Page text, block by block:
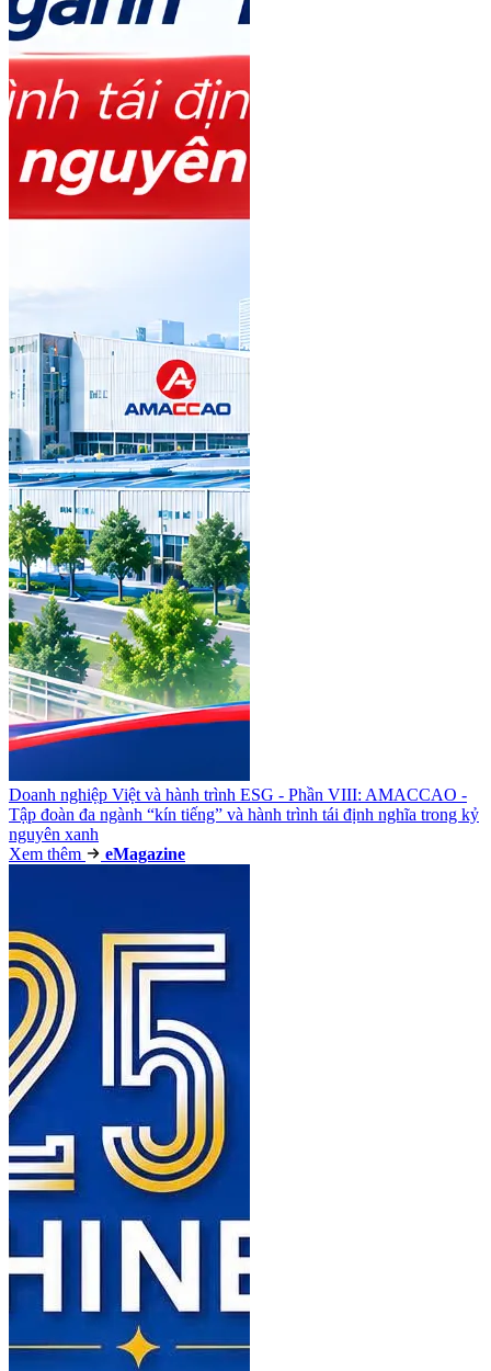
Doanh nghiệp Việt và hành trình ESG - Phần VIII: AMACCAO -
Tập đoàn đa ngành “kín tiếng” và hành trình tái định nghĩa trong kỷ
nguyên xanh
Xem thêm
eMagazine